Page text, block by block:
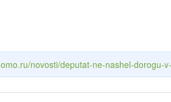
novosti/deputat-ne-nashel-dorogu-